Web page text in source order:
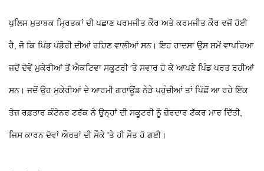
ਪੁਲਿਸ ਮੁਤਾਬਕ ਮ੍ਰਿਤਕਾਂ ਦੀ ਪਛਾਣ ਪਰਮਜੀਤ ਕੌਰ ਅਤੇ ਕਰਮਜੀਤ ਕੌਰ ਵਜੋਂ ਹੋਈ
ਹੈ, ਜੋ ਕਿ ਪਿੰਡ ਪੰਡੋਰੀ ਦੀਆਂ ਰਹਿਣ ਵਾਲੀਆਂ ਸਨ। ਇਹ ਹਾਦਸਾ ਉਸ ਸਮੇਂ ਵਾਪਰਿਆ
ਜਦੋਂ ਦੋਵੇਂ ਮੁਕੇਰੀਆਂ ਤੋਂ ਐਕਟਿਵਾ ਸਕੂਟਰੀ 'ਤੇ ਸਵਾਰ ਹੋ ਕੇ ਆਪਣੇ ਪਿੰਡ ਪਰਤ ਰਹੀਆਂ
ਸਨ। ਜਦੋਂ ਉਹ ਮੁਕੇਰੀਆਂ ਦੇ ਆਰਮੀ ਗਰਾਊਂਡ ਨੇੜੇ ਪਹੁੰਚੀਆਂ ਤਾਂ ਪਿੱਛੋਂ ਆ ਰਹੇ ਇੱਕ
ਤੇਜ਼ ਰਫ਼ਤਾਰ ਕੰਟੇਨਰ ਟਰੱਕ ਨੇ ਉਨ੍ਹਾਂ ਦੀ ਸਕੂਟਰੀ ਨੂੰ ਜ਼ੋਰਦਾਰ ਟੱਕਰ ਮਾਰ ਦਿੱਤੀ,
ਜਿਸ ਕਾਰਨ ਦੋਵਾਂ ਔਰਤਾਂ ਦੀ ਮੌਕੇ 'ਤੇ ਹੀ ਮੌਤ ਹੋ ਗਈ।